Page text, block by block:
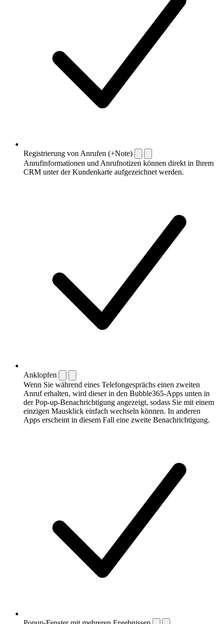
Registrierung von Anrufen (+Note)
Anrufinformationen und Anrufnotizen können direkt in Ihrem
CRM unter der Kundenkarte aufgezeichnet werden.
Anklopfen
Wenn Sie während eines Telefongesprächs einen zweiten
Anruf erhalten, wird dieser in den Bubble365-Apps unten in
der Pop-up-Benachrichtigung angezeigt, sodass Sie mit einem
einzigen Mausklick einfach wechseln können. In anderen
Apps erscheint in diesem Fall eine zweite Benachrichtigung.